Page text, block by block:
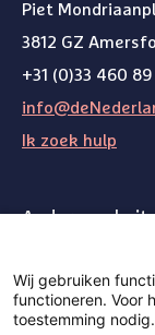
Piet
3812 GZ
+31 (0)33 460
Ik zoek hulp
Andere
Wij gebruiken
functioneren. Voor
toestemming